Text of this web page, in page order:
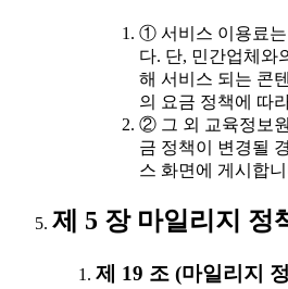
① 서비스 이용료는
다. 단, 민간업체와
해 서비스 되는 콘
의 요금 정책에 따
② 그 외 교육정보
금 정책이 변경될
스 화면에 게시합
제 5 장 마일리지 정
제 19 조 (마일리지